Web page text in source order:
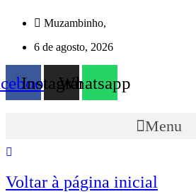
para
conteúdo
Muzambinho,
6 de agosto, 2026
InstagramWhatsapp
Menu
Voltar à página inicial